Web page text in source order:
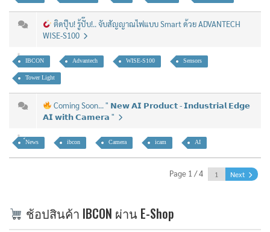
ติดปุ๊บ! รู้ปั๊บ!.. จับสัญญาณไฟแบบ Smart ด้วย ADVANTECH
WISE-S100
IBCON Advantech WISE-S100 Sensors
Tower Light
Coming Soon... " 𝗡𝗲𝘄 𝗔𝗜 𝗣𝗿𝗼𝗱𝘂𝗰𝘁 - 𝗜𝗻𝗱𝘂𝘀𝘁𝗿𝗶𝗮𝗹 𝗘𝗱𝗴𝗲
𝗔𝗜 𝘄𝗶𝘁𝗵 𝗖𝗮𝗺𝗲𝗿𝗮 "
์News ibcon Camera icam AI
Page 1 / 4 Next
ช้อปสินค้า IBCON ผ่าน E-Shop